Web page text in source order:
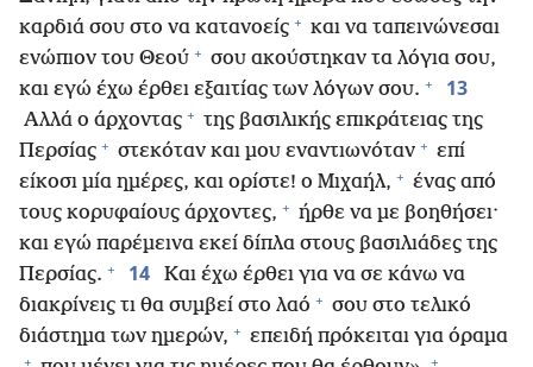
καρδιά σου στο να κατανοείς + και να ταπεινώνεσαι
ενώπιον του Θεού + σου ακούστηκαν τα λόγια σου,
και εγώ έχω έρθει εξαιτίας των λόγων σου. + 13
Αλλά ο άρχοντας + της βασιλικής επικράτειας της
Περσίας + στεκόταν και μου εναντιωνόταν + επί
είκοσι μία ημέρες, και ορίστε! ο Μιχαήλ, + ένας από
τους κορυφαίους άρχοντες, + ήρθε να με βοηθήσει·
και εγώ παρέμεινα εκεί δίπλα στους βασιλιάδες της
Περσίας. + 14
Και έχω έρθει για να σε κάνω να
διακρίνεις τι θα συμβεί στο λαό + σου στο τελικό
διάστημα των ημερών, + επειδή πρόκειται για όραμα
+ +